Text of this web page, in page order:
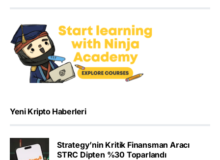
Yeni Kripto Haberleri
Strategy’nin Kritik Finansman Aracı
STRC Dipten %30 Toparlandı